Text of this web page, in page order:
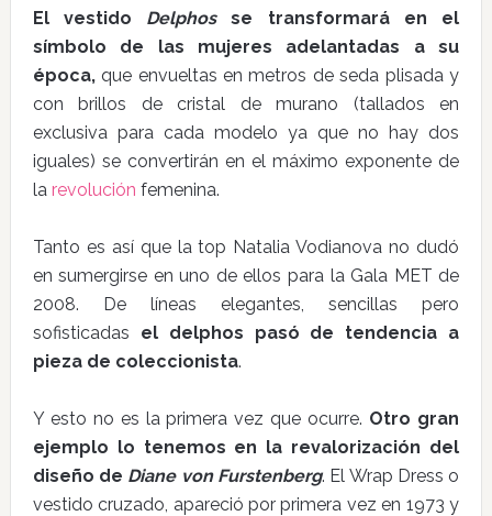
El vestido Delphosse transformará en el
símbolo de las mujeres adelantadas a su
época,que envueltas en metros de seda plisada y
con brillos de cristal de murano (tallados en
exclusiva para cada modelo ya que no hay dos
iguales) se convertirán en el máximo exponente de
la revolución femenina.
Tanto es así que la top Natalia Vodianova no dudó
en sumergirse en uno de ellos para la Gala MET de
2008. De líneas elegantes, sencillas pero
sofisticadas el delphos pasó de tendencia a
pieza de coleccionista.
Y esto no es la primera vez que ocurre. Otro gran
ejemplo lo tenemos en la revalorización del
diseño de Diane von Furstenberg. El Wrap Dress o
vestido cruzado, apareció por primera vez en 1973 y